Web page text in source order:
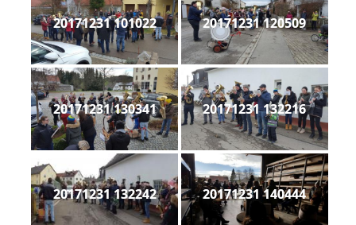
20171231 101022 20171231 120509
20171231 130341 20171231 132216
20171231 132242 20171231 140444